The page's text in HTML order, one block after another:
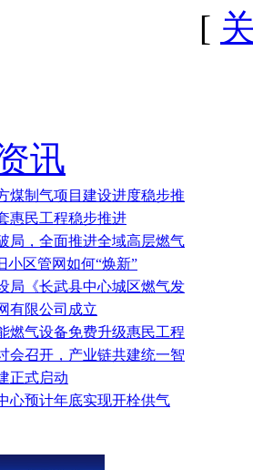
[
讯
煤制气项目建设进度稳步推
惠民工程稳步推进
局，全面推进全域高层燃气
小区管网如何“焕新”
局《长武县中心城区燃气发
有限公司成立
燃气设备免费升级惠民工程
会召开，产业链共建统一智
正式启动
心预计年底实现开栓供气